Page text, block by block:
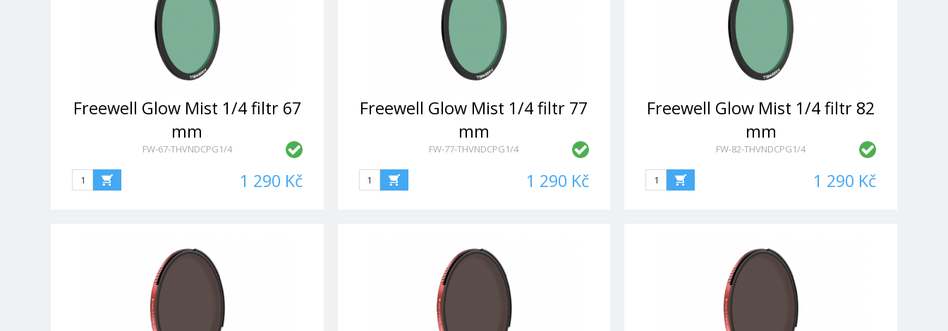
Freewell Glow Mist 1/4 filtr 67
mm
FW-67-THVNDCPG1/4
1 290 Kč
Freewell Glow Mist 1/4 filtr 77
mm
FW-77-THVNDCPG1/4
1 290 Kč
Freewell Glow Mist 1/4 filtr 82
mm
FW-82-THVNDCPG1/4
1 290 Kč